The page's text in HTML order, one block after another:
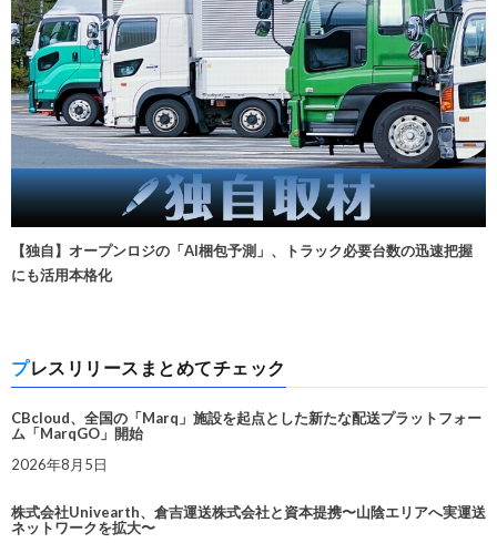
【独自】オープンロジの「AI梱包予測」、トラック必要台数の迅速把握
にも活用本格化
プレスリリースまとめてチェック
CBcloud、全国の「Marq」施設を起点とした新たな配送プラットフォー
ム「MarqGO」開始
2026年8月5日
株式会社Univearth、倉吉運送株式会社と資本提携〜山陰エリアへ実運送
ネットワークを拡大〜